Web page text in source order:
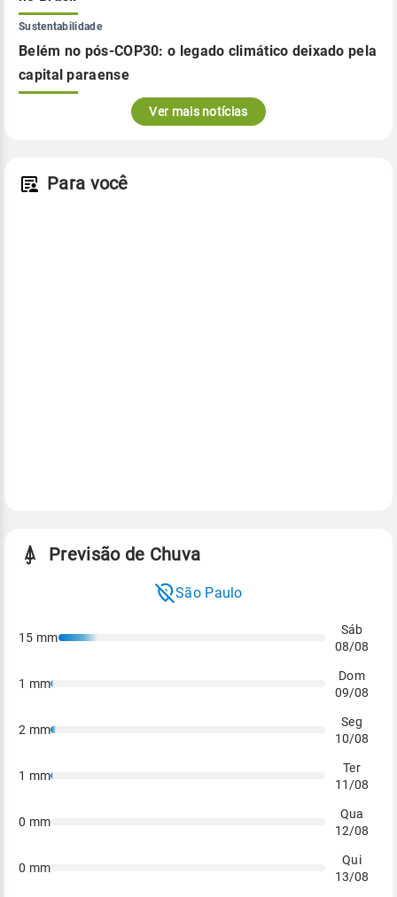
Sustentabilidade
Belém no pós-COP30: o legado climático deixado pela
capital paraense
Ver mais notícias
Para você
Previsão de Chuva
São Paulo
15 mm
Sáb
08/08
1 mm
Dom
09/08
2 mm
Seg
10/08
1 mm
Ter
11/08
0 mm
Qua
12/08
0 mm
Qui
13/08